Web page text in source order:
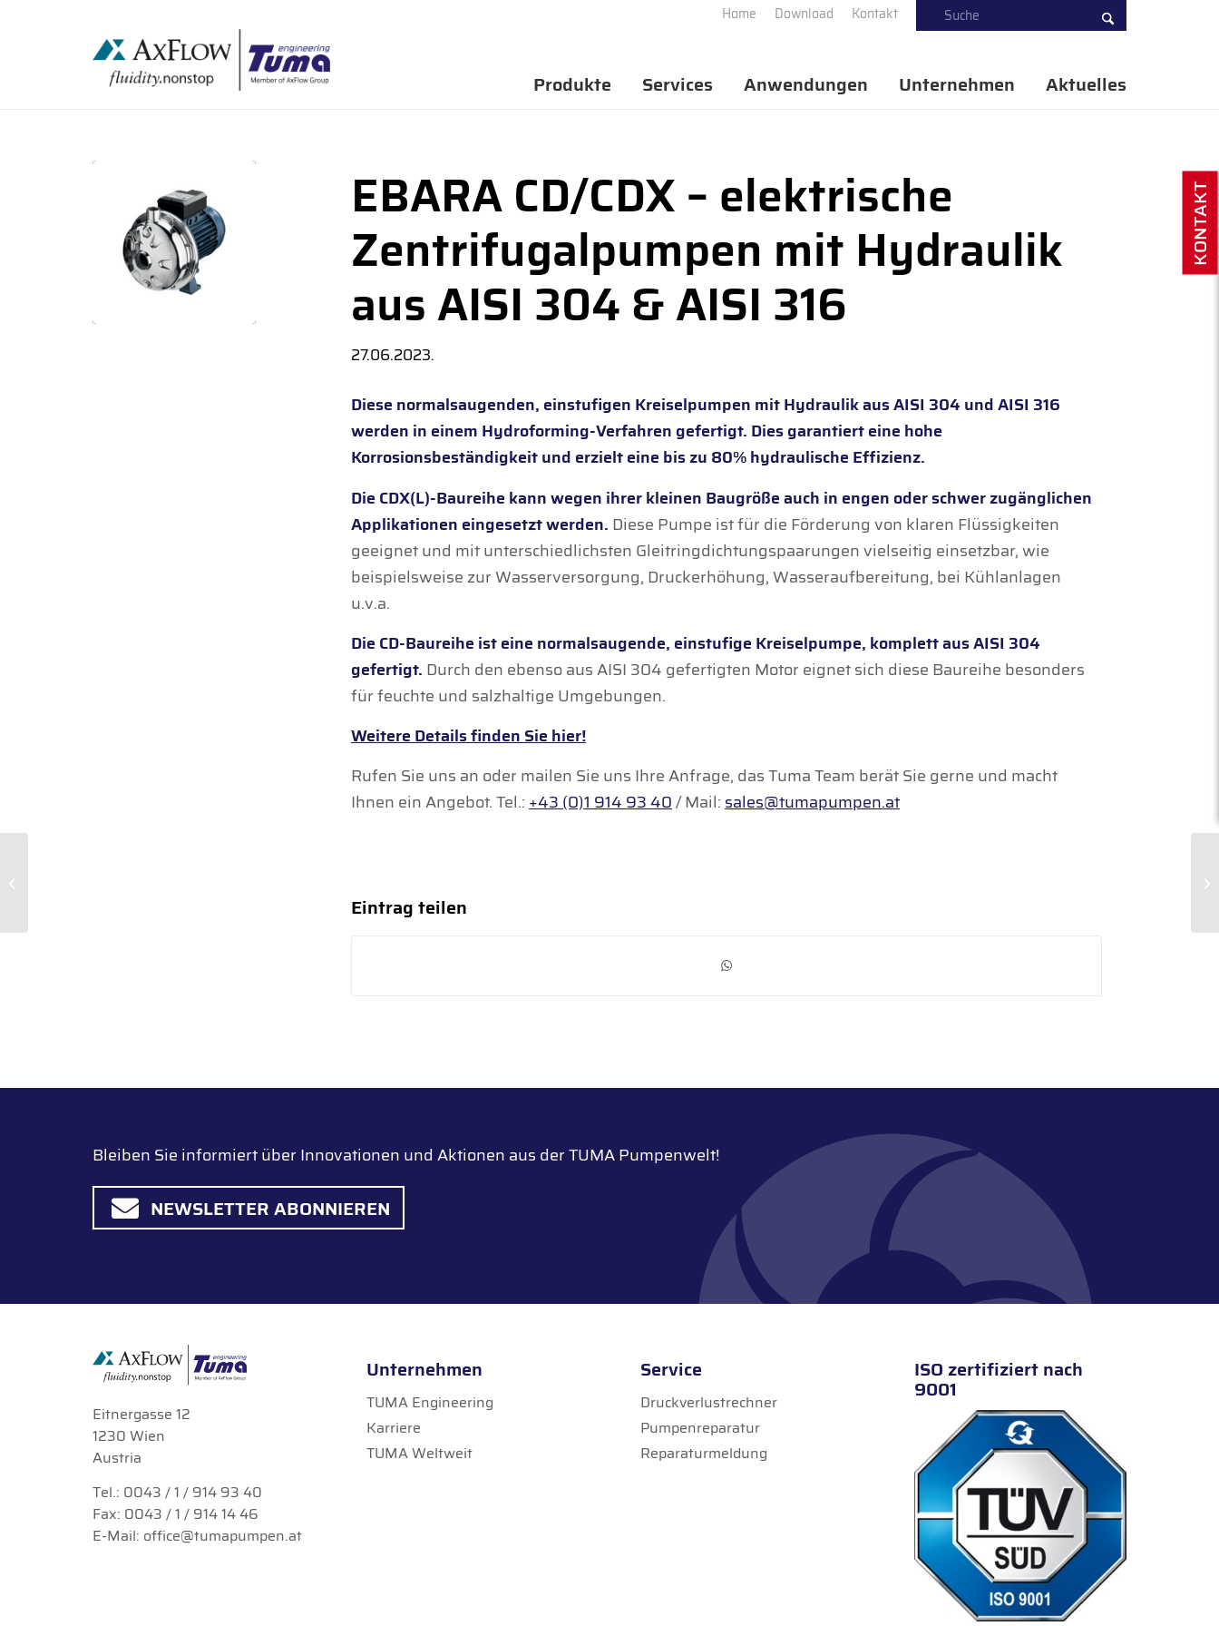
Home Download Kontakt
Produkte Services Anwendungen Unternehmen Aktuelles
EBARA CD/CDX – elektrische
Zentrifugalpumpen mit Hydraulik
aus AISI 304 & AISI 316
27.06.2023.
Diese normalsaugenden, einstuﬁgen Kreiselpumpen mit Hydraulik aus AISI 304 und AISI 316
werden in einem Hydroforming-Verfahren gefertigt. Dies garantiert eine hohe
Korrosionsbeständigkeit und erzielt eine bis zu 80% hydraulische Effizienz.
Die CDX(L)-Baureihe kann wegen ihrer kleinen Baugröße auch in engen oder schwer zugänglichen
Applikationen eingesetzt werden. Diese Pumpe ist für die Förderung von klaren Flüssigkeiten
geeignet und mit unterschiedlichsten Gleitringdichtungspaarungen vielseitig einsetzbar, wie
beispielsweise zur Wasserversorgung, Druckerhöhung, Wasseraufbereitung, bei Kühlanlagen
u.v.a.
Die CD-Baureihe ist eine normalsaugende, einstuﬁge Kreiselpumpe, komplett aus AISI 304
gefertigt. Durch den ebenso aus AISI 304 gefertigten Motor eignet sich diese Baureihe besonders
für feuchte und salzhaltige Umgebungen.
Weitere Details finden Sie hier!
Rufen Sie uns an oder mailen Sie uns Ihre Anfrage, das Tuma Team berät Sie gerne und macht
Ihnen ein Angebot. Tel.:+43 (0)1 914 93 40/ Mail:sales@tumapumpen.at
Eintrag teilen
Bleiben Sie informiert über Innovationen und Aktionen aus der TUMA Pumpenwelt!
NEWSLETTER ABONNIEREN
Eitnergasse 12
1230 Wien
Austria
Tel.: 0043 / 1 / 914 93 40
Fax: 0043 / 1 / 914 14 46
E-Mail: office@tumapumpen.at
Unternehmen
TUMA Engineering
Karriere
TUMA Weltweit
Service
Druckverlustrechner
Pumpenreparatur
Reparaturmeldung
ISO zertifiziert nach
9001
KONTAKT